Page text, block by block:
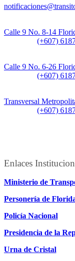
Calle 9 No. 8-14
(+607)
Calle 9 No. 6-26
(+607)
Transversal
(+607)
Enlaces
Ministerio de
Personería de
Policía Nacional
Presidencia de la
Urna de Cristal